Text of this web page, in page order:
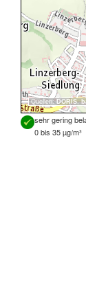
Quellen: DORIS,
sehr gering
0 bis 35 µg/m³